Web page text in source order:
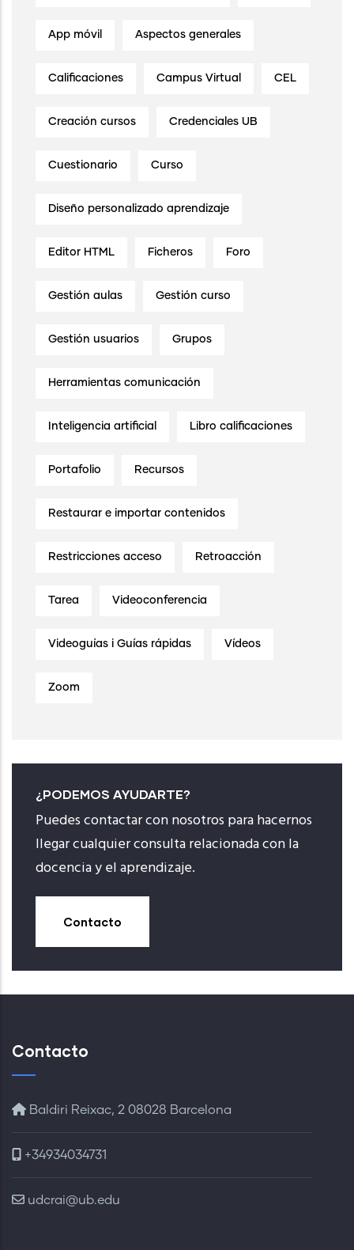
App móvil Aspectos generales
Calificaciones Campus Virtual CEL
Creación cursos Credenciales UB
Cuestionario Curso
Diseño personalizado aprendizaje
Editor HTML Ficheros Foro
Gestión aulas Gestión curso
Gestión usuarios Grupos
Herramientas comunicación
Inteligencia artificial Libro calificaciones
Portafolio Recursos
Restaurar e importar contenidos
Restricciones acceso Retroacción
Tarea Videoconferencia
Videoguías i Guías rápidas Vídeos
Zoom
¿PODEMOS AYUDARTE?
Puedes contactar con nosotros para hacernos
llegar cualquier consulta relacionada con la
docencia y el aprendizaje.
Contacto
Contacto
Baldiri Reixac, 2 08028 Barcelona
+34934034731
udcrai@ub.edu